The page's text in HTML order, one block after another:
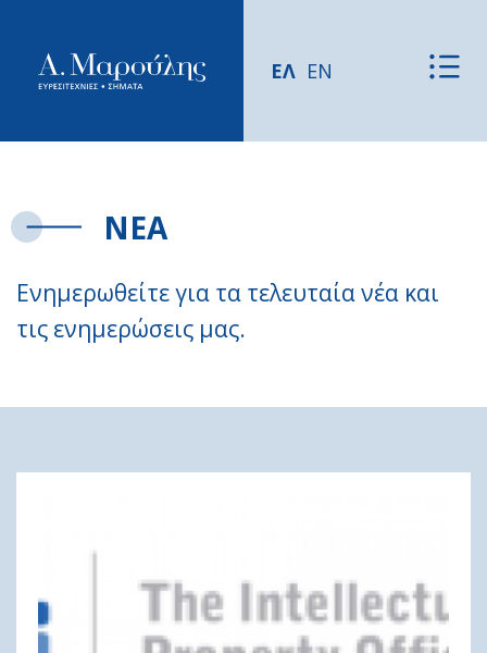
ΕΛ EN
ΝΕΑ
Ενημερωθείτε για τα τελευταία νέα και
τις ενημερώσεις μας.